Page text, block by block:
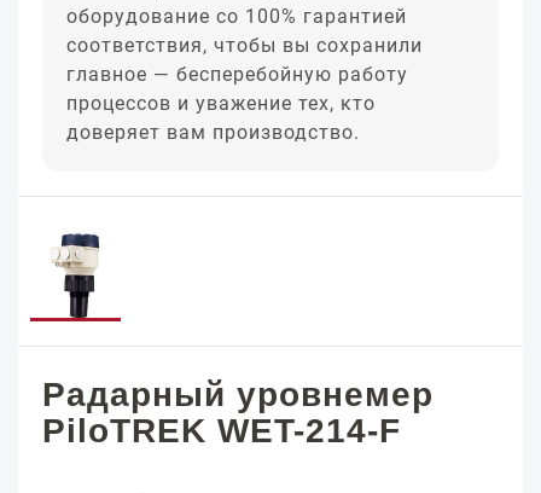
оборудование со 100% гарантией
соответствия, чтобы вы сохранили
главное — бесперебойную работу
процессов и уважение тех, кто
доверяет вам производство.
Радарный уровнемер
PiloTREK WET-214-F